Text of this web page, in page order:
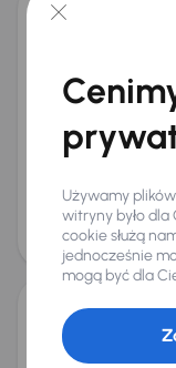
Od pierwszego
Miesięczna rata
od 357 zł
Najniższa cena
obniżką
60 700 zł
Taniej o 1 000 zł
Toyota Corolla
202274 691 km
Używamy
witryny było dla
cookie służą
jednocześnie
mogą być dla